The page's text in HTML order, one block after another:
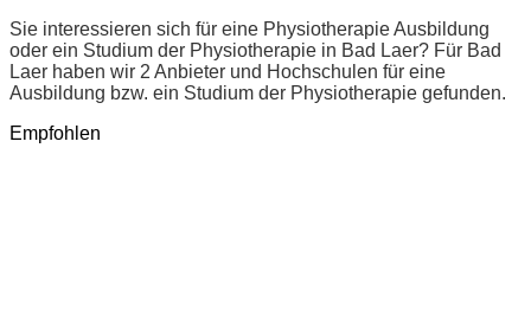
Sie interessieren sich für eine Physiotherapie Ausbildung
oder ein Studium der Physiotherapie in Bad Laer? Für Bad
Laer haben wir 2 Anbieter und Hochschulen für eine
Ausbildung bzw. ein Studium der Physiotherapie gefunden.
Empfohlen